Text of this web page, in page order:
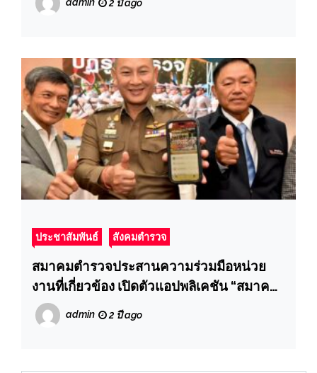
2 ปี ago
ประชาสัมพันธ์ สังคมตำรวจ
สมาคมตำรวจประสานความร่วมมือหน่วย
งานที่เกี่ยวข้อง เปิดตัวแอปพลิเคชัน “สมาคม
ตำรวจ” ชูให้เป็นสื่อกลาง และที่พึ่งของ
ข้าราชการตำรวจไทย
admin 2 ปี ago